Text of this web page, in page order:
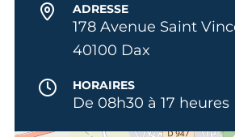
ADRESSE
178 Avenue Saint
40100 Dax
HORAIRES
De 08h30 à 17 heures